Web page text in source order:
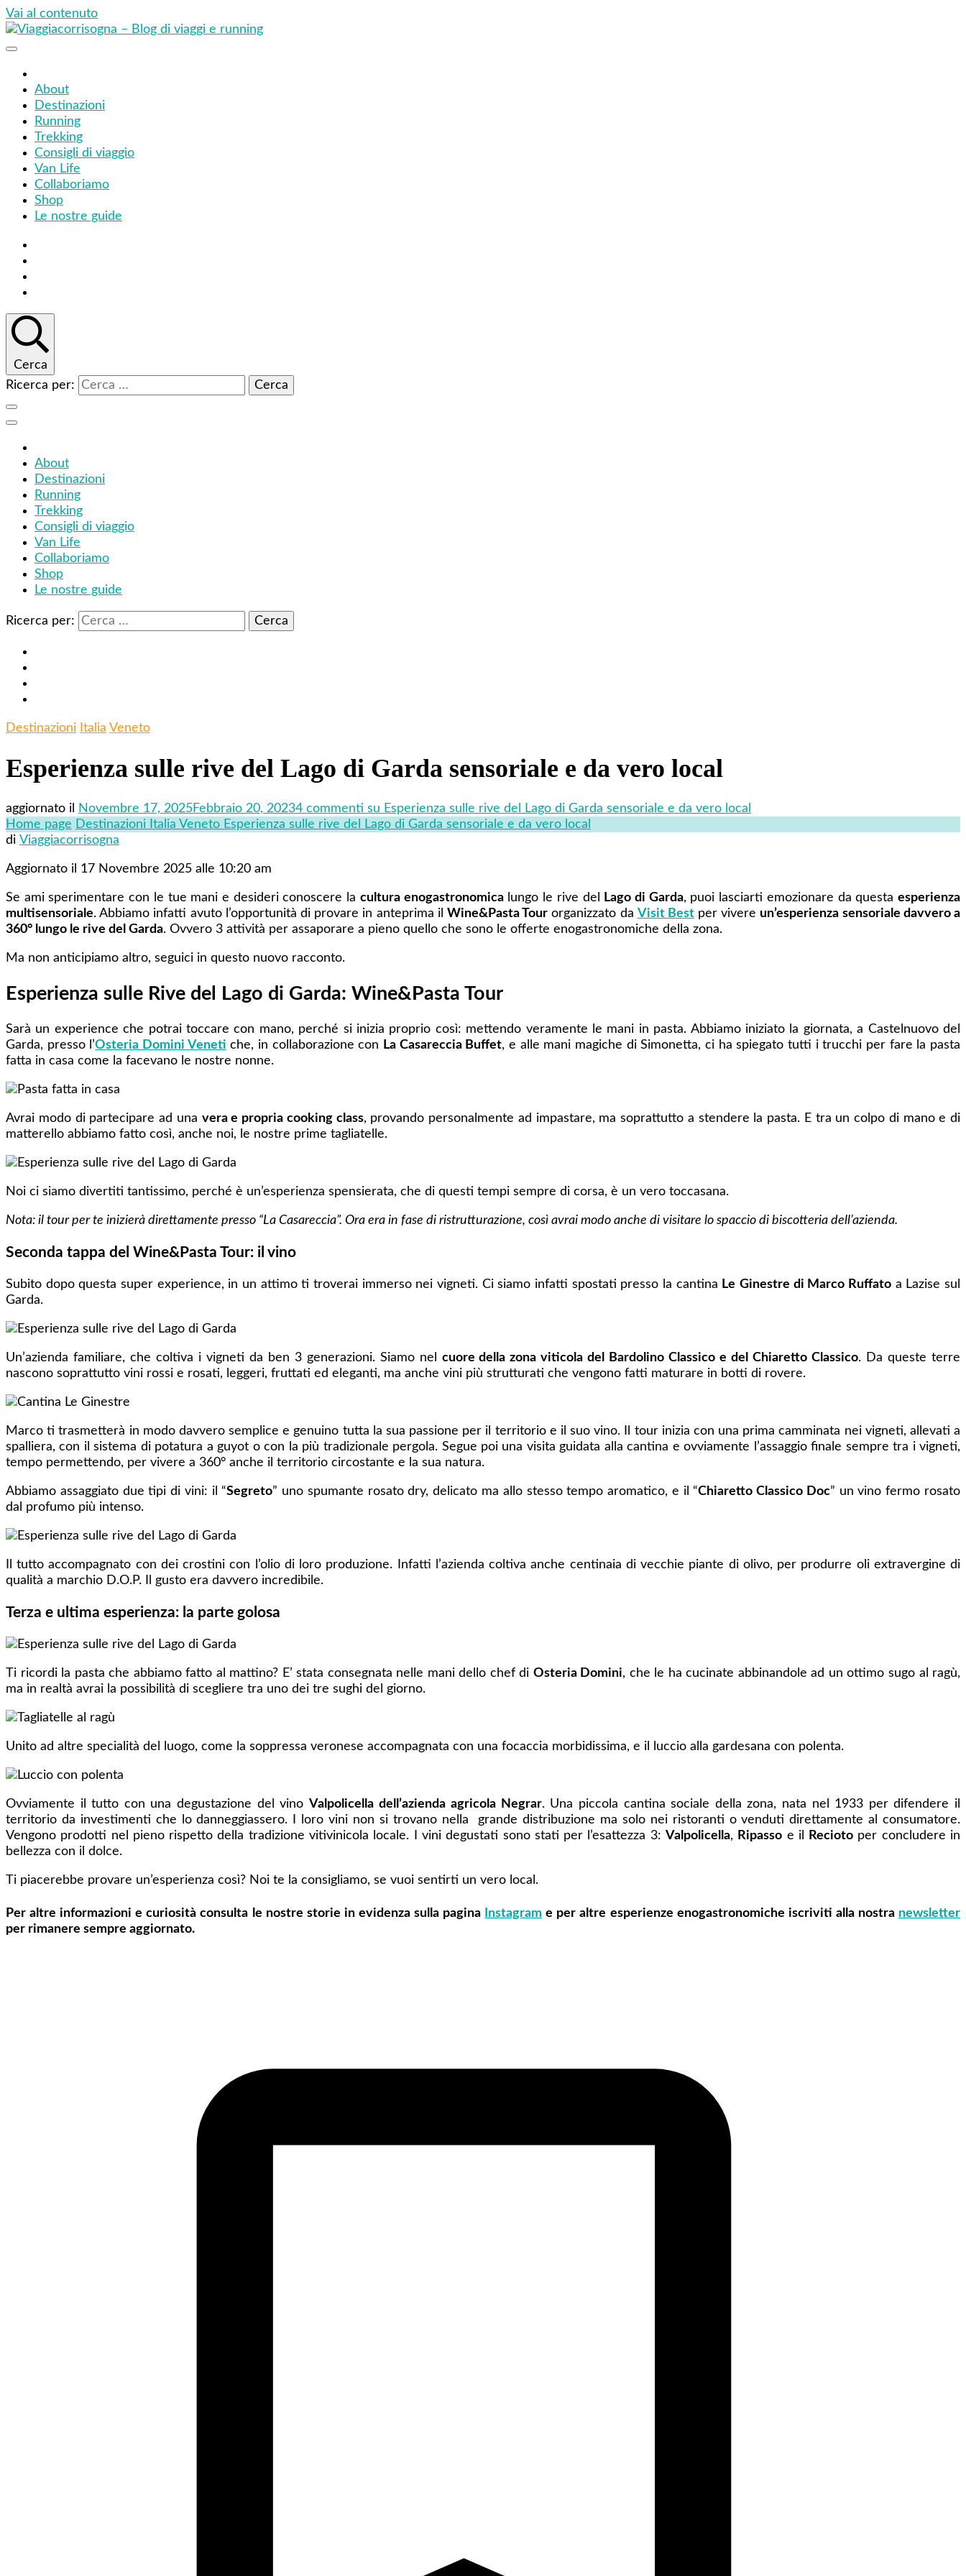
Vai al contenuto
About
Destinazioni
Running
Trekking
Consigli di viaggio
Van Life
Collaboriamo
Shop
Le nostre guide
Cerca
Ricerca per:
About
Destinazioni
Running
Trekking
Consigli di viaggio
Van Life
Collaboriamo
Shop
Le nostre guide
Ricerca per:
Destinazioni Italia Veneto
Esperienza sulle rive del Lago di Garda sensoriale e da vero local
aggiornato il Novembre 17, 2025Febbraio 20, 20234 commenti su Esperienza sulle rive del Lago di Garda sensoriale e da vero local
Home page Destinazioni Italia Veneto Esperienza sulle rive del Lago di Garda sensoriale e da vero local
di Viaggiacorrisogna
Aggiornato il 17 Novembre 2025 alle 10:20 am
Se ami sperimentare con le tue mani e desideri conoscere la cultura enogastronomicalungo le rive del Lago di Garda, puoi lasciarti emozionare da questaesperienza
multisensoriale.Abbiamo infatti avuto l’opportunità di provare in anteprima il Wine&Pasta Tour organizzato da Visit Bestper vivere un’esperienza sensoriale davvero a
360° lungo le rive del Garda. Ovvero 3 attività per assaporare a pieno quello che sono le offerte enogastronomiche della zona.
Ma non anticipiamo altro, seguici in questo nuovo racconto.
Esperienza sulle Rive del Lago di Garda: Wine&Pasta Tour
Sarà un experience che potrai toccare con mano, perché si inizia proprio così: mettendo veramente le mani in pasta. Abbiamo iniziato la giornata, a Castelnuovo del
Garda, presso l’Osteria Domini Veneti che, in collaborazione con La Casareccia Buffet, e alle mani magiche di Simonetta, ci ha spiegato tutti i trucchi per fare la pasta
fatta in casa come la facevano le nostre nonne.
Avrai modo di partecipare ad una vera e propria cooking class, provando personalmente ad impastare, ma soprattutto a stendere la pasta. E tra un colpo di mano e di
matterello abbiamo fatto così, anche noi, le nostre prime tagliatelle.
Noi ci siamo divertiti tantissimo, perché è un’esperienza spensierata, che di questi tempi sempre di corsa, è un vero toccasana.
Nota: il tour per te inizierà direttamente presso “La Casareccia”. Ora era in fase di ristrutturazione, così avrai modo anche di visitare lo spaccio di biscotteria dell’azienda.
Seconda tappa del Wine&Pasta Tour: il vino
Subito dopo questa super experience, in un attimo ti troverai immerso nei vigneti. Ci siamo infatti spostati presso la cantina Le Ginestre di Marco Ruffato a Lazise sul
Garda.
Un’azienda familiare, che coltiva i vigneti da ben 3 generazioni. Siamo nel cuore della zona viticola del Bardolino Classico e del Chiaretto Classico. Da queste terre
nascono soprattutto vini rossi e rosati, leggeri, fruttati ed eleganti, ma anche vini più strutturati che vengono fatti maturare in botti di rovere.
Marco ti trasmetterà in modo davvero semplice e genuino tutta la sua passione per il territorio e il suo vino. Il tour inizia con una prima camminata nei vigneti, allevati a
spalliera, con il sistema di potatura a guyot o con la più tradizionale pergola. Segue poi una visita guidata alla cantina e ovviamente l’assaggio finale sempre tra i vigneti,
tempo permettendo, per vivere a 360° anche il territorio circostante e la sua natura.
Abbiamo assaggiato due tipi di vini: il “Segreto” uno spumante rosato dry, delicato ma allo stesso tempo aromatico, e il “Chiaretto Classico Doc” un vino fermo rosato
dal profumo più intenso.
Il tutto accompagnato con dei crostini con l’olio di loro produzione. Infatti l’azienda coltiva anche centinaia di vecchie piante di olivo, per produrre oli extravergine di
qualità a marchio D.O.P. Il gusto era davvero incredibile.
Terza e ultima esperienza: la parte golosa
Ti ricordi la pasta che abbiamo fatto al mattino? E’ stata consegnata nelle mani dello chef di Osteria Domini, che le ha cucinate abbinandole ad un ottimo sugo al ragù,
ma in realtà avrai la possibilità di scegliere tra uno dei tre sughi del giorno.
Unito ad altre specialità del luogo, come la soppressa veronese accompagnata con una focaccia morbidissima, e il luccio alla gardesana con polenta.
Ovviamente il tutto con una degustazione del vino Valpolicella dell’azienda agricola Negrar. Una piccola cantina sociale della zona, nata nel 1933 per difendere il
territorio da investimenti che lo danneggiassero. I loro vini non si trovano nella
grande distribuzione ma solo nei ristoranti o venduti direttamente al consumatore.
Vengono prodotti nel pieno rispetto della tradizione vitivinicola locale. I vini degustati sono stati per l’esattezza 3: Valpolicella, Ripasso e il Recioto per concludere in
bellezza con il dolce.
Ti piacerebbe provare un’esperienza così? Noi te la consigliamo, se vuoi sentirti un vero local.
Per altre informazioni e curiosità consulta le nostre storie in evidenza sulla pagina Instagram e per altre esperienze enogastronomiche iscriviti alla nostra newsletter
per rimanere sempre aggiornato.